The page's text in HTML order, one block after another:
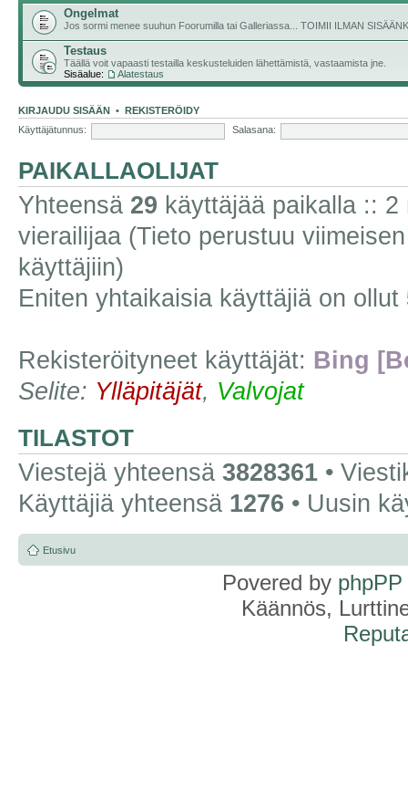
Ongelmat
Jos sormi menee suuhun Foorumilla tai Galleriassa... TOIMII ILMAN
Testaus
Täällä voit vapaasti testailla keskusteluiden lähettämistä, vastaamista jne.
Sisäalue:
Alatestaus
KIRJAUDU SISÄÄN • REKISTERÖIDY
Käyttäjätunnus:
Salasana:
PAIKALLAOLIJAT
Yhteensä 29 käyttäjää paikalla ::
vierailijaa (Tieto perustuu
käyttäjiin)
Eniten yhtaikaisia käyttäjiä on ollut
Rekisteröityneet käyttäjät: Bing
Selite: Ylläpitäjät, Valvojat
TILASTOT
Viestejä yhteensä 3828361 •
Käyttäjiä yhteensä 1276 • Uusin
Etusivu
Povered by phpPP
Käännös,